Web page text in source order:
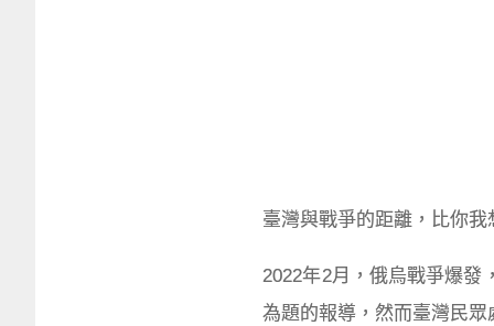
臺灣與戰爭的距離，比你我
2022年2月，俄烏戰爭爆發
為題的報導，然而臺灣民